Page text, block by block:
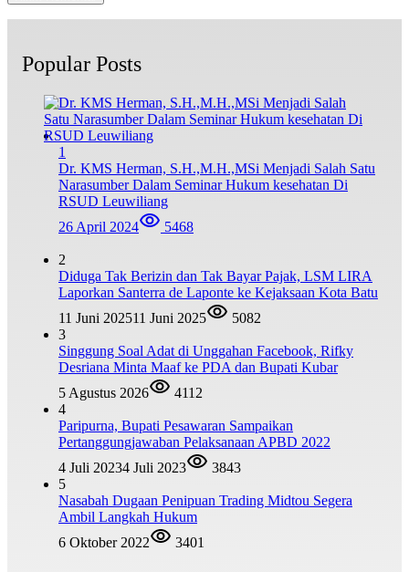
Popular Posts
1
Dr. KMS Herman, S.H.,M.H.,MSi Menjadi Salah Satu
Narasumber Dalam Seminar Hukum kesehatan Di
RSUD Leuwiliang
26 April 2024
5468
2
Diduga Tak Berizin dan Tak Bayar Pajak, LSM LIRA
Laporkan Santerra de Laponte ke Kejaksaan Kota Batu
11 Juni 202511 Juni 2025
5082
3
Singgung Soal Adat di Unggahan Facebook, Rifky
Desriana Minta Maaf ke PDA dan Bupati Kubar
5 Agustus 2026
4112
4
Paripurna, Bupati Pesawaran Sampaikan
Pertanggungjawaban Pelaksanaan APBD 2022
4 Juli 20234 Juli 2023
3843
5
Nasabah Dugaan Penipuan Trading Midtou Segera
Ambil Langkah Hukum
6 Oktober 2022
3401